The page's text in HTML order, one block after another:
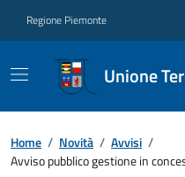
Regione Piemonte
Unione
Home / Novità / Avvisi /
Avviso pubblico gestione in